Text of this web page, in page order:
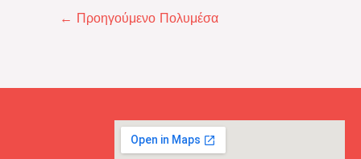
← Προηγούμενο Πολυμέσα